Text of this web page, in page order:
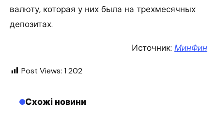
валюту, которая у них была на трехмесячных
депозитах.
Источник: МинФин
Post Views: 1 202
Схожі новини